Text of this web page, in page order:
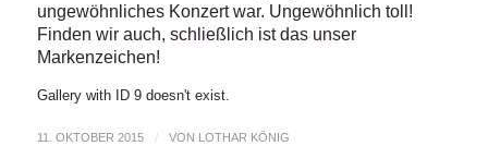
ungewöhnliches Konzert war. Ungewöhnlich toll!
Finden wir auch, schließlich ist das unser
Markenzeichen!
Gallery with ID 9 doesn't exist.
11. OKTOBER 2015 / VON LOTHAR KÖNIG